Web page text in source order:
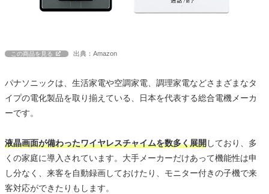
この商品を見る 出典：Amazon
パナソニックは、生活家電や空調家電、調理家電などさまざまなタ
イプの電化製品を取り揃えている、日本を代表する総合電機メーカ
ーです。
液晶画面が備わったワイヤレスチャイムを数多く展開しており、多
くの家庭に導入されています。大手メーカーだけあって機能性は申
し分なく、来客を自動録画しておけたり、モニター付きの子機で来
客対応ができたりもします。